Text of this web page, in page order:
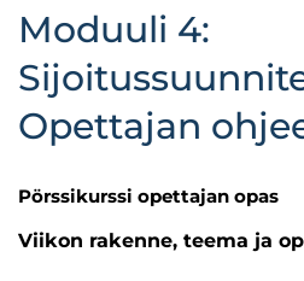
Moduuli 4:
Opettajan
Pörssikurssi opettajan opas
Viikon rakenne, teema ja